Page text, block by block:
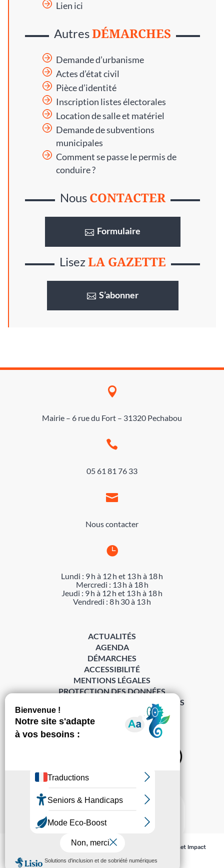
Lien ici
AutresDÉMARCHES
Demande d’urbanisme
Actes d’état civil
Pièce d’identité
Inscription listes électorales
Location de salle et matériel
Demande de subventions
municipales
Comment se passe le permis de
conduire ?
Nous CONTACTER
Formulaire
LisezLA GAZETTE
S’abonner

Mairie – 6 rue du Fort – 31320 Pechabou

05 61 81 76 33

Nous contacter

Lundi : 9 h à 12 h et 13 h à 18 h
Mercredi : 13 h à 18 h
Jeudi : 9 h à 12 h et 13 h à 18 h
Vendredi : 8 h 30 à 13 h
S’abonner à la Gazette ›
ACTUALITÉS
AGENDA
DÉMARCHES
ACCESSIBILITÉ
MENTIONS LÉGALES
PROTECTION DES DONNÉES
POLITIQUE DE GESTION DES COOKIES
© Pechabou 2022 | Tous droits réservés – Conception
Cabinet Impact
Evolution